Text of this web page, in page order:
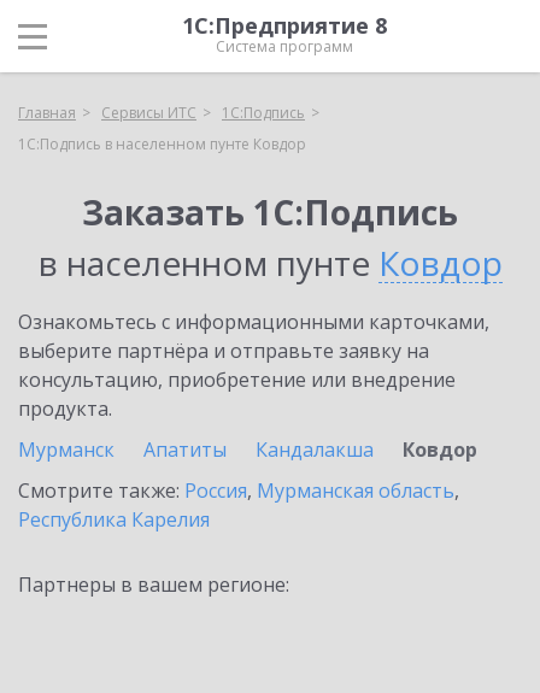
1С:Предприятие 8
Система программ
Главная Сервисы ИТС
1С:Подпись
1С:Подпись в населенном пунте Ковдор
Заказать 1С:Подпись
в населенном пунте Ковдор
Ознакомьтесь с информационными карточками,
выберите партнёра и отправьте заявку на
консультацию, приобретение или внедрение
продукта.
Мурманск
Апатиты Кандалакша
Ковдор
Смотрите также: Россия, Мурманская область,
Республика Карелия
Партнеры в вашем регионе: